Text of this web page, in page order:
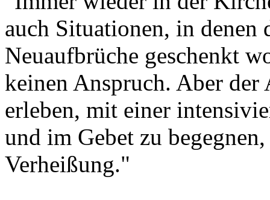
auch Situationen, in
Neuaufbrüche geschenkt
keinen Anspruch. Aber
erleben, mit einer
und im Gebet zu
Verheißung."